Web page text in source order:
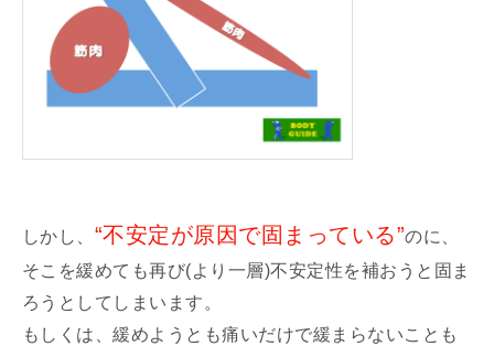
しかし、 “不安定が原因で固まっている”のに、
そこを緩めても再び(より一層)不安定性を補おうと固ま
ろうとしてしまいます。
もしくは、緩めようとも痛いだけで緩まらないことも